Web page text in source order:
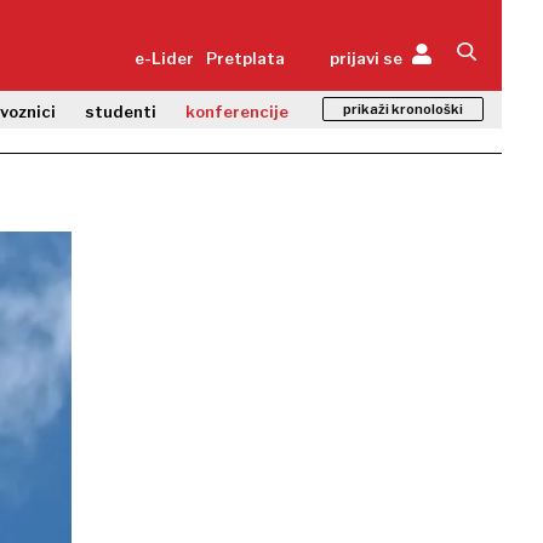
e-Lider Pretplata prijavi se
studenti konferencije prikaži kronološki